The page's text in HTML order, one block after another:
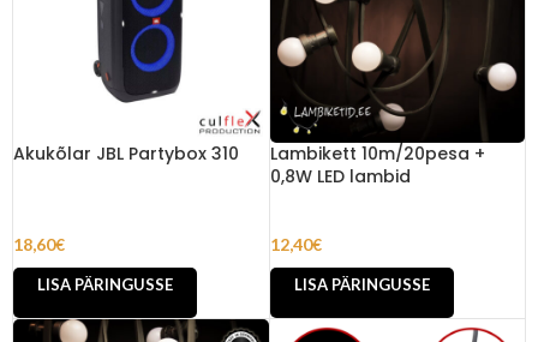
Akukõlar JBL Partybox 310
18,60€
LISA PÄRINGUSSE
Lambikett 10m/20pesa +
0,8W LED lambid
12,40€
LISA PÄRINGUSSE